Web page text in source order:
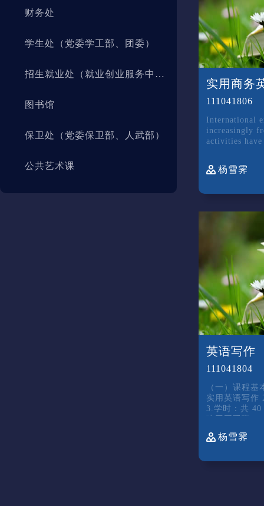
财务处
学生处（党委学工部、团委）
招生就业处（就业创业服务中心、校友总会秘书处）
图书馆
保卫处（党委保卫部、人武部）
公共艺术课
实用商务
111041806
International
increasingly
activities have
杨雪霁
英语写作
111041804
（一）课程
实用英语写作
3.学时：共
块中一门重要
杨雪霁